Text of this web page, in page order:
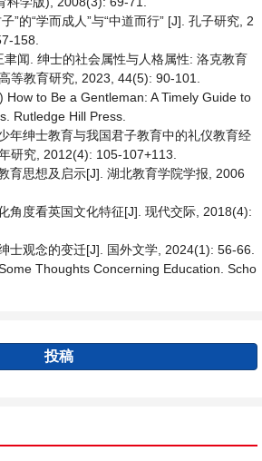
”的“学而成人”与“中道而行” [J]. 孔子研究, 2
158.
闻. 绅士的社会属性与人格属性: 洛克教育
等教育研究, 2023, 44(5): 90-101.
How to Be a Gentleman: A Timely Guide to
Rutledge Hill Press.
年绅士教育与我国君子教育中的礼仪教育经
研究, 2012(4): 105-107+113.
育思想及启示[J]. 湖北教育学院学报, 2006
角度看英国文化特征[J]. 现代交际, 2018(4):
士观念的变迁[J]. 国外文学, 2024(1): 56-66.
Thoughts Concerning Education. Scho
投稿